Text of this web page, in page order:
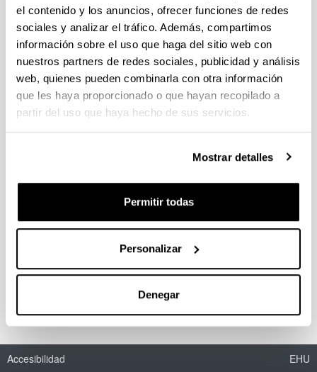
el contenido y los anuncios, ofrecer funciones de redes
sociales y analizar el tráfico. Además, compartimos
información sobre el uso que haga del sitio web con
nuestros partners de redes sociales, publicidad y análisis
web, quienes pueden combinarla con otra información
que les haya proporcionado o que hayan recopilado a
partir del uso que haya hecho de sus servicios.
Mostrar detalles
Permitir todas
Personalizar
Denegar
Hiri-Historia
Infraestructura ferroviaria y
modelo económico del País Vasco
(1845-1910)
Año:
Libro:
Bilbao, 424 páginas.
Accesibilidad EHU